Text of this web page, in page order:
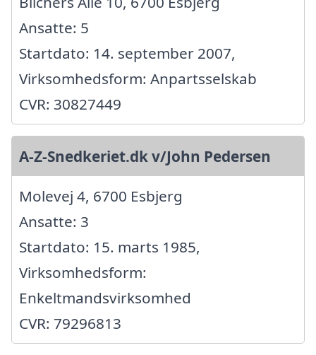
Ansatte: 5
Startdato: 14. september 2007,
Virksomhedsform: Anpartsselskab
CVR: 30827449
A-Z-Snedkeriet.dk v/John Pedersen
Molevej 4, 6700 Esbjerg
Ansatte: 3
Startdato: 15. marts 1985,
Virksomhedsform:
Enkeltmandsvirksomhed
CVR: 79296813